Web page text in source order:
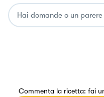
Commenta la ricetta: fai